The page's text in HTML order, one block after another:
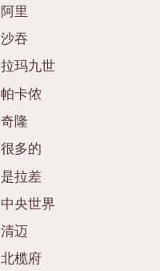
阿里
沙吞
拉玛九世
帕卡侬
奇隆
很多的
是拉差
中央世界
清迈
北榄府